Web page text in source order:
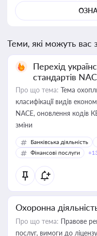
Теми, які можуть вас
Перехід
стандартів
Про що тема: Тема
класифікації видів
NACE, оновлення кодів
зміни
Банківська діяльність
Фінансові послуги
Охоронна
Про що тема: Правове
послуг, вимоги до